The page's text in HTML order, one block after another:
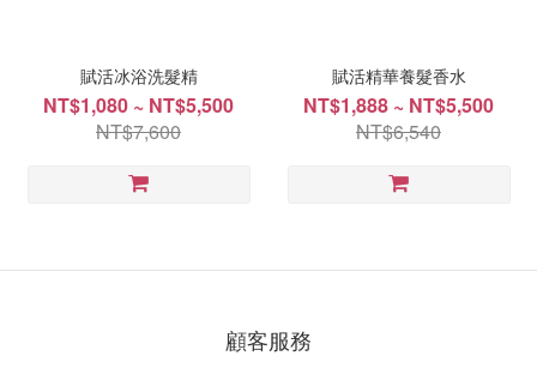
賦活冰浴洗髮精
NT$1,080 ~ NT$5,500
NT$7,600
賦活精華養髮香水
NT$1,888 ~ NT$5,500
NT$6,540
顧客服務